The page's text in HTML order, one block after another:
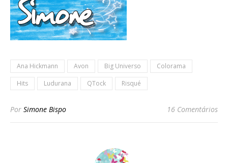
Ana Hickmann Avon Big Universo
Colorama
Hits
Ludurana QTock Risqué
Por Simone Bispo 16 Comentários